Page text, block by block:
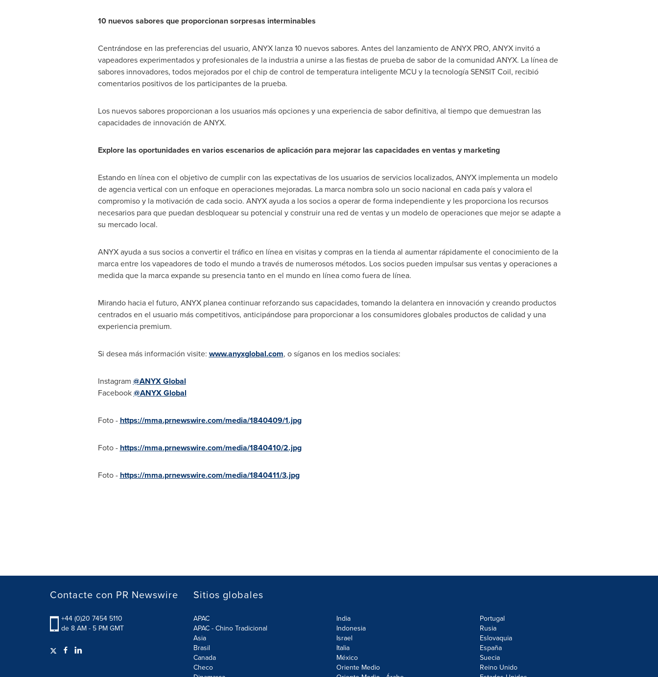
10 nuevos sabores que proporcionan sorpresas interminables
Centrándose en las preferencias del usuario, ANYX lanza 10 nuevos sabores. Antes del lanzamiento de ANYX PRO, ANYX invitó a
vapeadores experimentados y profesionales de la industria a unirse a las fiestas de prueba de sabor de la comunidad ANYX. La línea de
sabores innovadores, todos mejorados por el chip de control de temperatura inteligente MCU y la tecnología SENSIT Coil, recibió
comentarios positivos de los participantes de la prueba.
Los nuevos sabores proporcionan a los usuarios más opciones y una experiencia de sabor definitiva, al tiempo que demuestran las
capacidades de innovación de ANYX.
Explore las oportunidades en varios escenarios de aplicación para mejorar las capacidades en ventas y marketing
Estando en línea con el objetivo de cumplir con las expectativas de los usuarios de servicios localizados, ANYX implementa un modelo
de agencia vertical con un enfoque en operaciones mejoradas. La marca nombra solo un socio nacional en cada país y valora el
compromiso y la motivación de cada socio. ANYX ayuda a los socios a operar de forma independiente y les proporciona los recursos
necesarios para que puedan desbloquear su potencial y construir una red de ventas y un modelo de operaciones que mejor se adapte a
su mercado local.
ANYX ayuda a sus socios a convertir el tráfico en línea en visitas y compras en la tienda al aumentar rápidamente el conocimiento de la
marca entre los vapeadores de todo el mundo a través de numerosos métodos. Los socios pueden impulsar sus ventas y operaciones a
medida que la marca expande su presencia tanto en el mundo en línea como fuera de línea.
Mirando hacia el futuro, ANYX planea continuar reforzando sus capacidades, tomando la delantera en innovación y creando productos
centrados en el usuario más competitivos, anticipándose para proporcionar a los consumidores globales productos de calidad y una
experiencia premium.
Si desea más información visite: www.anyxglobal.com, o síganos en los medios sociales:
Instagram @ANYX Global
Facebook@ANYX Global
Foto - https://mma.prnewswire.com/media/1840409/1.jpg
Foto - https://mma.prnewswire.com/media/1840410/2.jpg
Foto - https://mma.prnewswire.com/media/1840411/3.jpg
Contacte con PR Newswire
+44 (0)20 7454 5110
de 8 AM - 5 PM GMT
Sitios globales
APAC
APAC - Chino Tradicional
Asia
Brasil
Canada
Checo
India
Indonesia
Israel
Italia
México
Oriente Medio
Portugal
Rusia
Eslovaquia
España
Suecia
Reino Unido